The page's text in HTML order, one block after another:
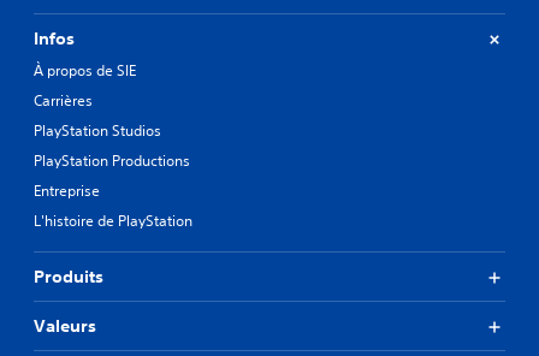
Infos
À propos de SIE
Carrières
PlayStation Studios
PlayStation Productions
Entreprise
L'histoire de PlayStation
Produits
Valeurs